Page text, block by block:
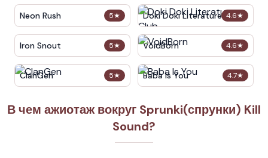
5★
Neon Rush 4.6★
Doki Doki Literature Club
5★
Iron Snout 4.6★
VoidBorn
5★
ClanGen 4.7★
Baba Is You
В чем ажиотаж вокруг Sprunki(спрунки) Kill
Sound?